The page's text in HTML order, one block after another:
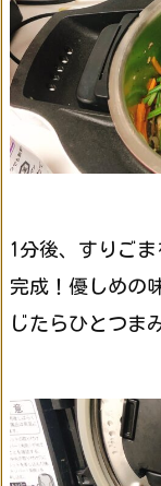
1分後、すりご
完成！優しめの
じたらひとつま